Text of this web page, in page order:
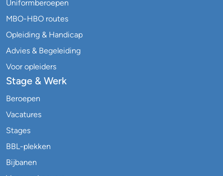
Uniformberoepen
MBO-HBO routes
Opleiding & Handicap
Advies & Begeleiding
Voor opleiders
Stage & Werk
Beroepen
Vacatures
Stages
BBL-plekken
Bijbanen